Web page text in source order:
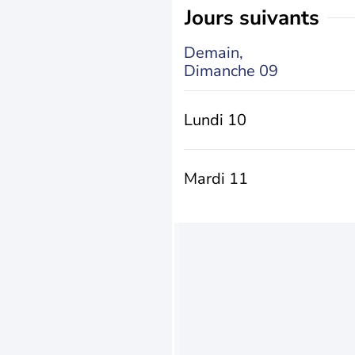
jours suivants
Demain,
Dimanche 09
Lundi 10
Mardi 11